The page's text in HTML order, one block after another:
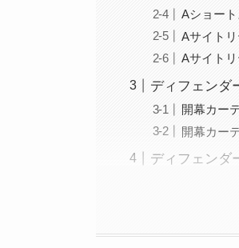
Aショー
Aサイト
Aサイト
ディフェンダ
開幕カー
開幕カー
ディフェンダ